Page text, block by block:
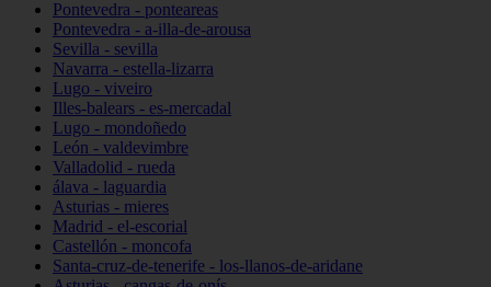
Pontevedra - ponteareas
Pontevedra - a-illa-de-arousa
Sevilla - sevilla
Navarra - estella-lizarra
Lugo - viveiro
Illes-balears - es-mercadal
Lugo - mondoñedo
León - valdevimbre
Valladolid - rueda
álava - laguardia
Asturias - mieres
Madrid - el-escorial
Castellón - moncofa
Santa-cruz-de-tenerife - los-llanos-de-aridane